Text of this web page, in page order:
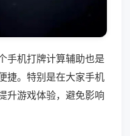
手机打牌计算辅助也是
捷。特别是在大家手机
升游戏体验，避免影响